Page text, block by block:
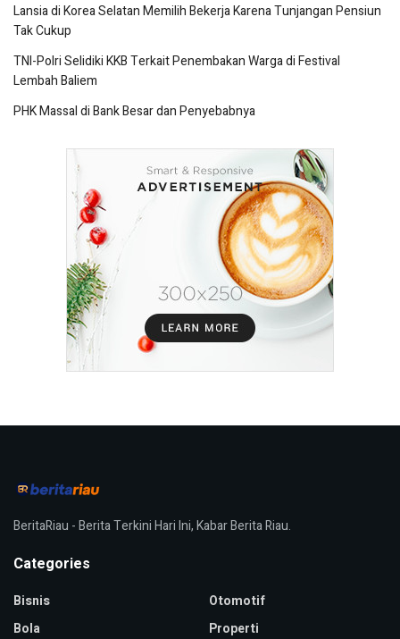
Lansia di Korea Selatan Memilih Bekerja Karena Tunjangan Pensiun
Tak Cukup
TNI-Polri Selidiki KKB Terkait Penembakan Warga di Festival
Lembah Baliem
PHK Massal di Bank Besar dan Penyebabnya
BeritaRiau - Berita Terkini Hari Ini, Kabar Berita Riau.
Categories
Bisnis
Bola
Otomotif
Properti